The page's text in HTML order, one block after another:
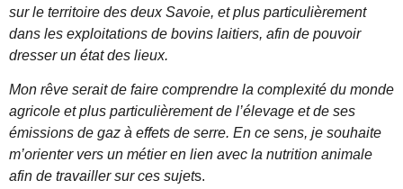
sur le territoire des deux Savoie, et plus particulièrement
dans les exploitations de bovins laitiers, afin de pouvoir
dresser un état des lieux.
Mon rêve serait de faire comprendre la complexité du monde
agricole et plus particulièrement de l’élevage et de ses
émissions de gaz à effets de serre. En ce sens, je souhaite
m’orienter vers un métier en lien avec la nutrition animale
afin de travailler sur ces sujets.